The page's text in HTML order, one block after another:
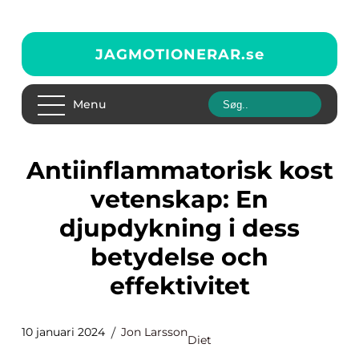
JAGMOTIONERAR.se
Menu
Antiinflammatorisk kost
vetenskap: En
djupdykning i dess
betydelse och
effektivitet
10 januari 2024 Jon Larsson
Diet